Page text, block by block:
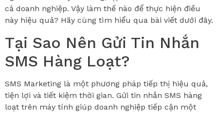
cả doanh nghiệp. Vậy làm thế nào để thực hiện điều
này hiệu quả? Hãy cùng tìm hiểu qua bài viết dưới đây.
Tại Sao Nên Gửi Tin Nhắn
SMS Hàng Loạt?
SMS Marketing là một phương pháp tiếp thị hiệu quả,
tiện lợi và tiết kiệm thời gian. Gửi tin nhắn SMS hàng
loạt trên máy tính giúp doanh nghiệp tiếp cận một